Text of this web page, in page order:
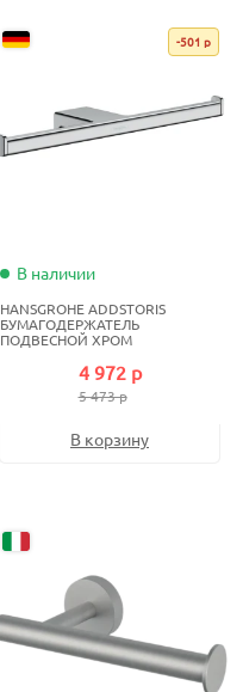
-501 р
В наличии
HANSGROHE ADDSTORIS
БУМАГОДЕРЖАТЕЛЬ
ПОДВЕСНОЙ ХРОМ
4 972 р
5 473 р
В корзину